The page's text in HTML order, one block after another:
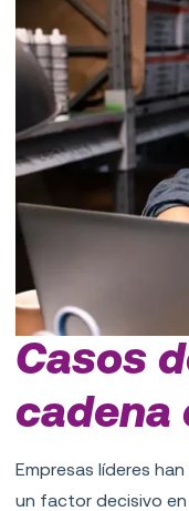
Casos
cadena
Empresas líderes
un factor decisivo en